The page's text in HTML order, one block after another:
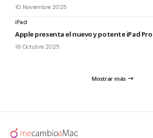
10 Noviembre 2025
iPad
Apple presenta el nuevo y potente iPad Pro
16 Octubre 2025
Mostrar más